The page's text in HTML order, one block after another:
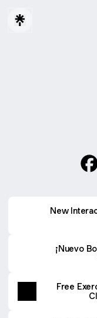
New
¡Nuevo
Free